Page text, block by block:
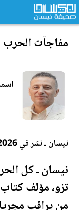
مفاجآت الحرب
نيسان ـ نشر في 2026-03-31 الساعة 10:25
نيسان ـ كل
تزو، مؤلف